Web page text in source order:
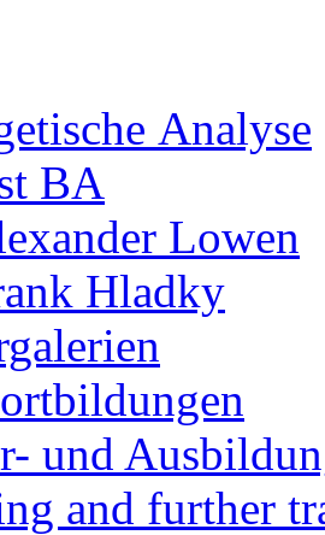
Analyse
BA
Lowen
Hladky
und
and further